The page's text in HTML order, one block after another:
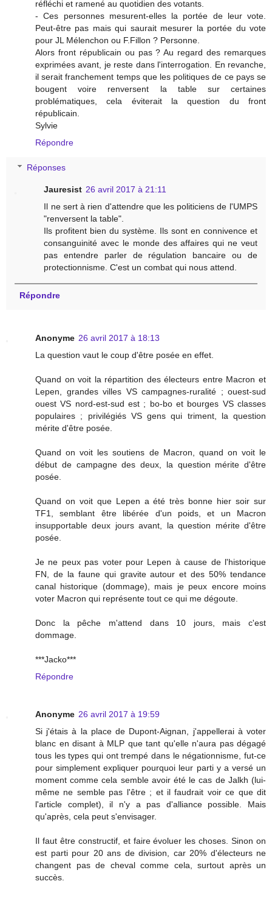
réfléchi et ramené au quotidien des votants.
- Ces personnes mesurent-elles la portée de leur vote.
Peut-être pas mais qui saurait mesurer la portée du vote
pour JL Mélenchon ou F.Fillon ? Personne.
Alors front républicain ou pas ? Au regard des remarques
exprimées avant, je reste dans l'interrogation. En revanche,
il serait franchement temps que les politiques de ce pays se
bougent voire renversent la table sur certaines
problématiques, cela éviterait la question du front
républicain.
Sylvie
Répondre
Réponses
Jauresist 26 avril 2017 à 21:11
Il ne sert à rien d'attendre que les politiciens de l'UMPS
"renversent la table".
Ils profitent bien du système. Ils sont en connivence et
consanguinité avec le monde des affaires qui ne veut
pas entendre parler de régulation bancaire ou de
protectionnisme. C'est un combat qui nous attend.
Répondre
Anonyme 26 avril 2017 à 18:13
La question vaut le coup d'être posée en effet.
Quand on voit la répartition des électeurs entre Macron et
Lepen, grandes villes VS campagnes-ruralité ; ouest-sud
ouest VS nord-est-sud est ; bo-bo et bourges VS classes
populaires ; privilégiés VS gens qui triment, la question
mérite d'être posée.
Quand on voit les soutiens de Macron, quand on voit le
début de campagne des deux, la question mérite d'être
posée.
Quand on voit que Lepen a été très bonne hier soir sur
TF1, semblant être libérée d'un poids, et un Macron
insupportable deux jours avant, la question mérite d'être
posée.
Je ne peux pas voter pour Lepen à cause de l'historique
FN, de la faune qui gravite autour et des 50% tendance
canal historique (dommage), mais je peux encore moins
voter Macron qui représente tout ce qui me dégoute.
Donc la pêche m'attend dans 10 jours, mais c'est
dommage.
***Jacko***
Répondre
Anonyme 26 avril 2017 à 19:59
Si j'étais à la place de Dupont-Aignan, j'appellerai à voter
blanc en disant à MLP que tant qu'elle n'aura pas dégagé
tous les types qui ont trempé dans le négationnisme, fut-ce
pour simplement expliquer pourquoi leur parti y a versé un
moment comme cela semble avoir été le cas de Jalkh (lui-
même ne semble pas l'être ; et il faudrait voir ce que dit
l'article complet), il n'y a pas d'alliance possible. Mais
qu'après, cela peut s'envisager.
Il faut être constructif, et faire évoluer les choses. Sinon on
est parti pour 20 ans de division, car 20% d'électeurs ne
changent pas de cheval comme cela, surtout après un
succès.